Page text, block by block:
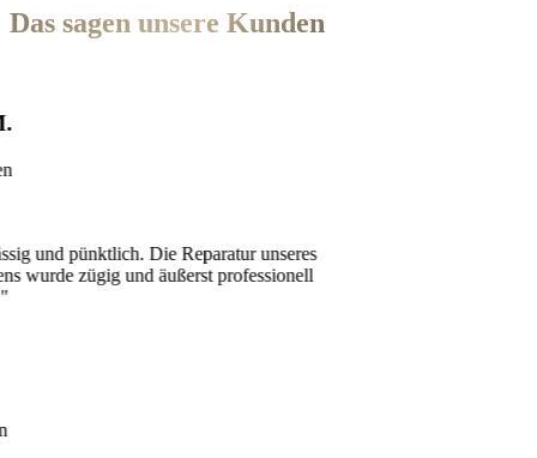
Das sagen unsere Kunden
pünktlich. Die Reparatur unseres
zügig und äußerst professionell